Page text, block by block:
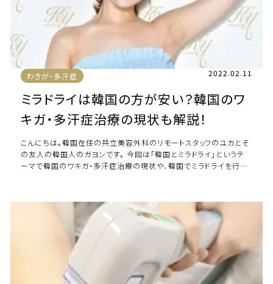
わきが・多汗症 2022.02.11
ミラドライは韓国の方が安い？韓国のワ
キガ・多汗症治療の現状も解説！
こんにちは。韓国在住の共立美容外科のリモートスタッフのユカとそ
の友人の韓国人のガヨンです。 今回は「韓国とミラドライ」というテ
ーマで韓国のワキガ・多汗症治療の現状や、韓国でミラドライを行う